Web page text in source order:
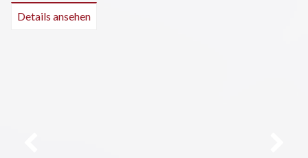
Details ansehen